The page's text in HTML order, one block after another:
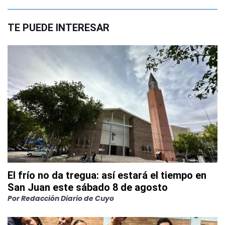
TE PUEDE INTERESAR
El frío no da tregua: así estará el tiempo en
San Juan este sábado 8 de agosto
PorRedacción Diario de Cuyo